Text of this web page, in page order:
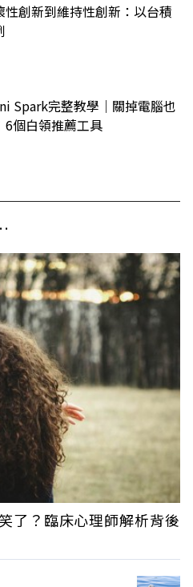
性創新到維持性創新：以台積
Spark完整教學｜關掉電腦也
6個白領推薦工具
了？臨床心理師解析背後